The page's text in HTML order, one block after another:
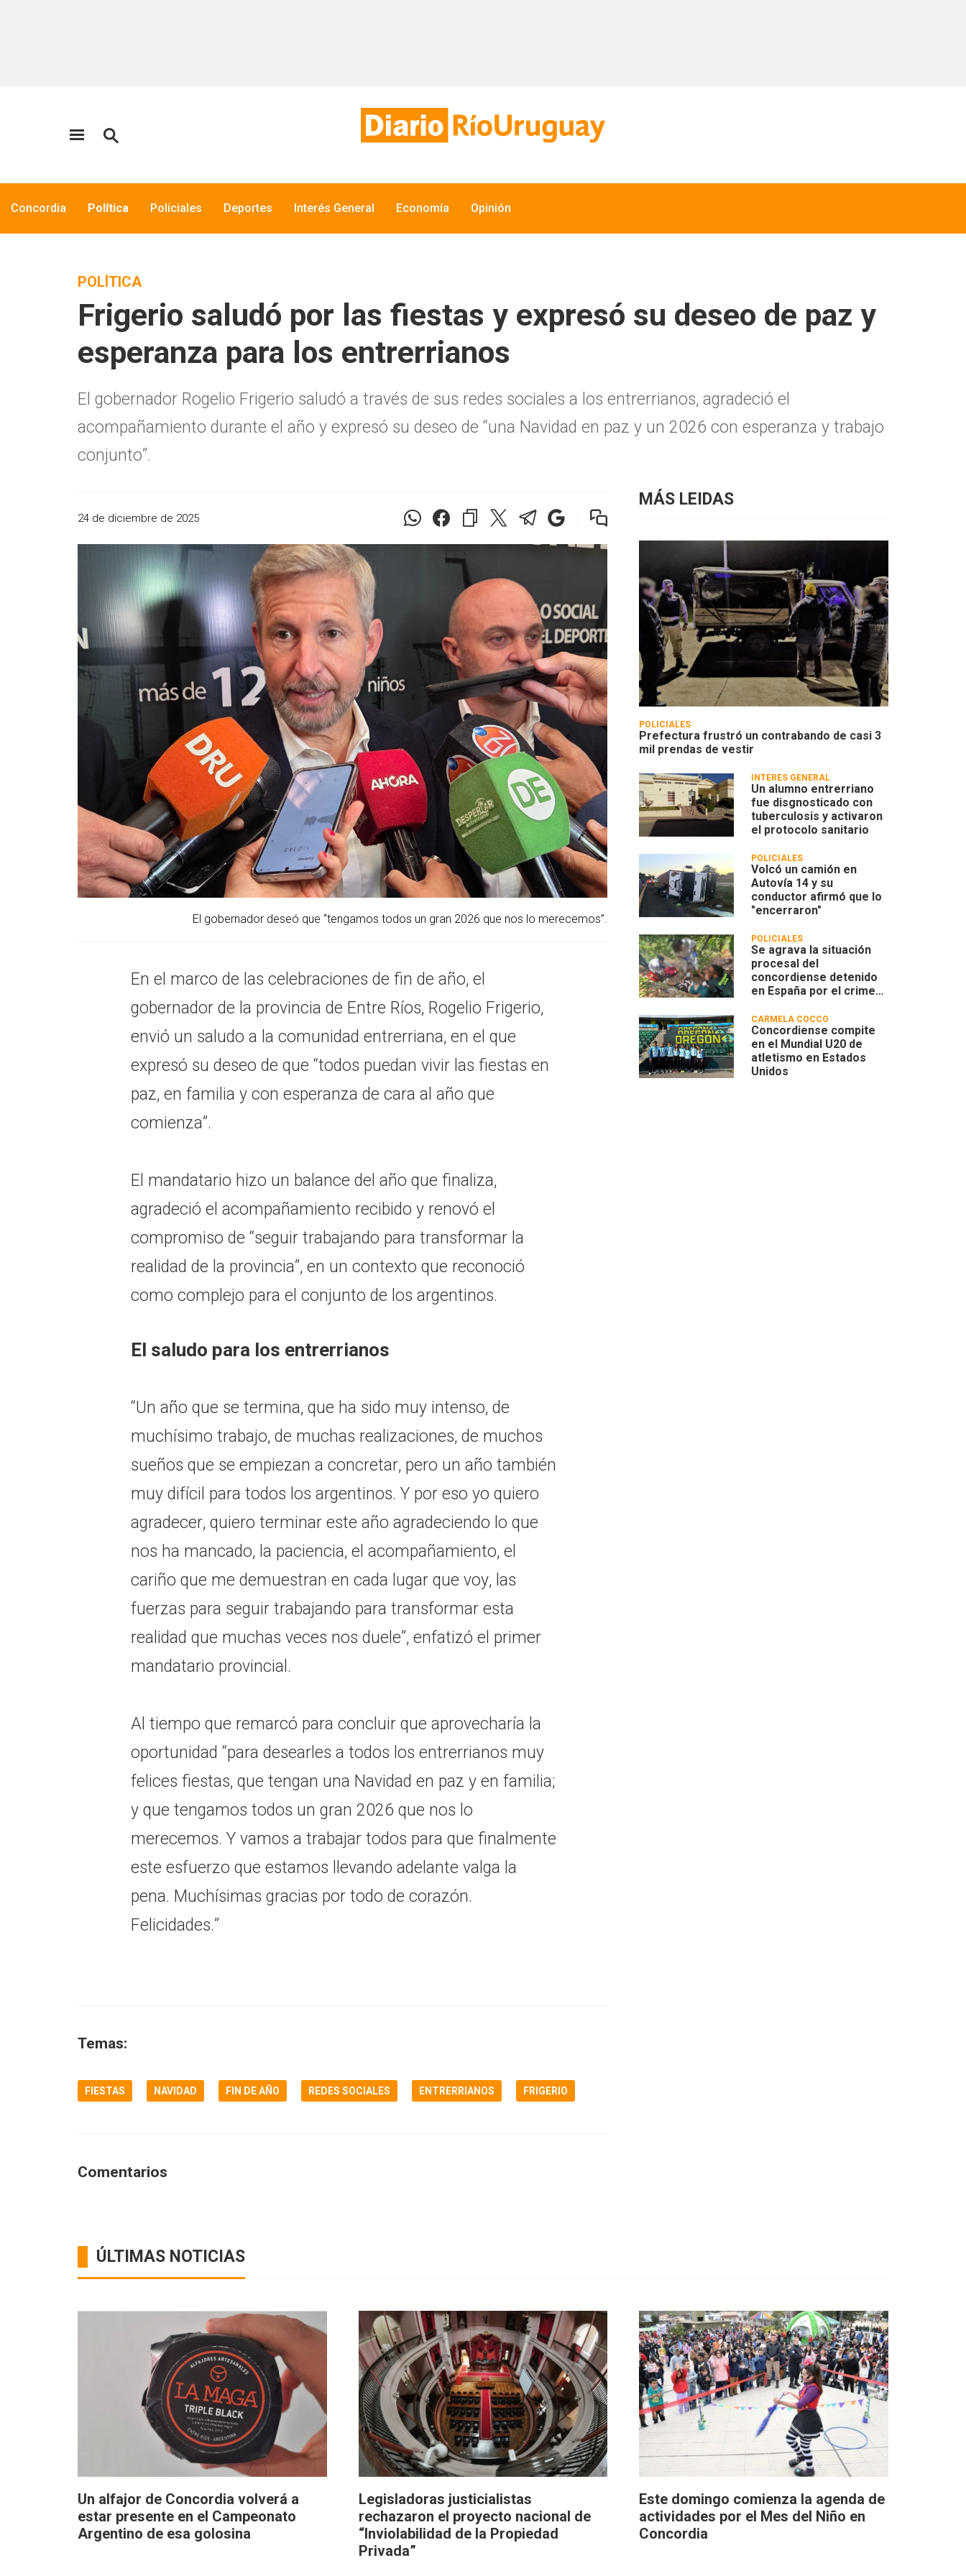
Concordia Política Policiales Deportes Interés General Economía Opinión
POLÍTICA
Frigerio saludó por las fiestas y expresó su deseo de paz y
esperanza para los entrerrianos
El gobernador Rogelio Frigerio saludó a través de sus redes sociales a los entrerrianos, agradeció el
acompañamiento durante el año y expresó su deseo de “una Navidad en paz y un 2026 con esperanza y trabajo
conjunto”.
24 de diciembre de 2025
El gobernador deseó que “tengamos todos un gran 2026 que nos lo merecemos”.
En el marco de las celebraciones de fin de año, el
gobernador de la provincia de Entre Ríos, Rogelio Frigerio,
envió un saludo a la comunidad entrerriana, en el que
expresó su deseo de que “todos puedan vivir las fiestas en
paz, en familia y con esperanza de cara al año que
comienza”.
El mandatario hizo un balance del año que finaliza,
agradeció el acompañamiento recibido y renovó el
compromiso de “seguir trabajando para transformar la
realidad de la provincia”, en un contexto que reconoció
como complejo para el conjunto de los argentinos.
El saludo para los entrerrianos
“Un año que se termina, que ha sido muy intenso, de
muchísimo trabajo, de muchas realizaciones, de muchos
sueños que se empiezan a concretar, pero un año también
muy difícil para todos los argentinos. Y por eso yo quiero
agradecer, quiero terminar este año agradeciendo lo que
nos ha mancado, la paciencia, el acompañamiento, el
cariño que me demuestran en cada lugar que voy, las
fuerzas para seguir trabajando para transformar esta
realidad que muchas veces nos duele”, enfatizó el primer
mandatario provincial.
Al tiempo que remarcó para concluir que aprovecharía la
oportunidad “para desearles a todos los entrerrianos muy
felices fiestas, que tengan una Navidad en paz y en familia;
y que tengamos todos un gran 2026 que nos lo
merecemos. Y vamos a trabajar todos para que finalmente
este esfuerzo que estamos llevando adelante valga la
pena. Muchísimas gracias por todo de corazón.
Felicidades.”
Temas:
FIESTAS NAVIDAD FIN DE AÑO REDES SOCIALES ENTRERRIANOS FRIGERIO
MÁS LEIDAS
POLICIALES
Prefectura frustró un contrabando de casi 3
mil prendas de vestir
INTERÉS GENERAL
Un alumno entrerriano
fue disgnosticado con
tuberculosis y activaron
el protocolo sanitario
POLICIALES
Volcó un camión en
Autovía 14 y su
conductor afirmó que lo
"encerraron"
POLICIALES
Se agrava la situación
procesal del
concordiense detenido
en España por el crimen
CARMELA COCCO
Concordiense compite
en el Mundial U20 de
atletismo en Estados
Unidos
Comentarios
ÚLTIMAS NOTICIAS
Un alfajor de Concordia volverá a
estar presente en el Campeonato
Argentino de esa golosina
Legisladoras justicialistas
rechazaron el proyecto nacional de
“Inviolabilidad de la Propiedad
Privada”
Este domingo comienza la agenda de
actividades por el Mes del Niño en
Concordia